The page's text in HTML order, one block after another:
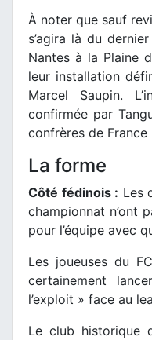
À noter que sauf
s’agira là du
Nantes à la Plaine
leur installation
Marcel Saupin.
confirmée par
confrères de France
La forme
Côté fédinois : Les
championnat n’ont
pour l’équipe avec
Les joueuses du
certainement
l’exploit » face au
Le club historique